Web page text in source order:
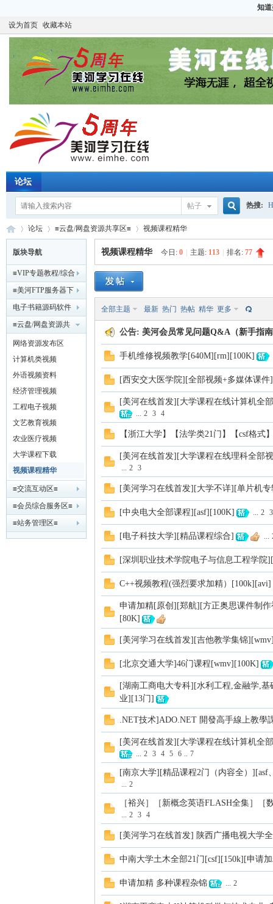
知
设为首页 收藏本站
论坛
帖子 热搜:
美
学
»
论坛
›
≡云盘/网盘资源共享区≡
›
视频课程精华
版块导航
≡VIP专题教程/综合
教程发布区≡
≡美河FTP服务器下
载区≡
电子书籍源码软件
工具 网盘下载区
≡云盘/网盘资源共
享区≡
网络资源发布区
计算机类视频
外语视频资料
经济管理视频
工程电子视频
文艺教育视频
农业医疗视频
大学课程下载
视频课程精华
≡交流互动区≡
≡会员综合服务区≡
≡站务管理区≡
视频课程精华 今日: 0 主题: 113 排名: 77
全部主题 最新 热门 热帖 精华 更多
公告: 美河会员常见问题Q&A（新手指
手机维修视频教学[640M][rm][100K]
[西安交大医学院][全部视频+多媒体课
[美河在线首发][大学课程在线计算机全
... 2 3 4
【浙江大学】【法学类21门】【csf格式
[美河在线首发][大学课程在线理科全部
... 2 3
[美河学习在线首发][大学不详][单片机
[中央电大全部课程][asf][100K] ... 2 3
[电子科技大学][精品课程综合] ...
[深圳职业技术学院电子与信息工程学院
C++视频教程(强烈要求加精）[100k][avi]
申请加精[原创][郑航][方正奥思课件制
[80K]
[美河学习在线首发][吉他教学集锦
[北京交通大学]46门课程[wmv][100K]
[湖南工商电大专科][水利工程,金融学,
业][13门]
.NET技术]ADO.NET 開發高手線上教學
[美河在线首发][大学课程在线计算机全
... 2 3 4 5 6 .. 7
[南京大学][精品课程2门（内容全）][asf
... 2
［裕兴］［新概念英语FLASH全集］［
... 2 3 4
[美河学习在线首发] 陕西广播电视大学
中南大学土木全部21门[csf][150k][申请
申请加精 多种课程杂锦 ... 2